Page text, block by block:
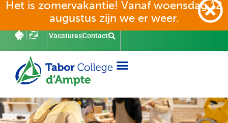
Het is zomervakantie! Vanaf woensdag 12
augustus zijn we er weer.
VacaturesContact